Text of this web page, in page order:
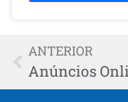
ANTERIOR